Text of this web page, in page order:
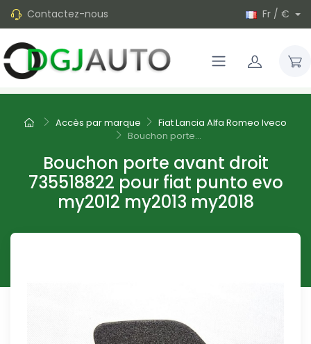
Contactez-nous Fr / €
Accès par marque
Fiat Lancia Alfa Romeo Iveco
Bouchon porte...
Bouchon porte avant droit
735518822 pour fiat punto evo
my2012 my2013 my2018